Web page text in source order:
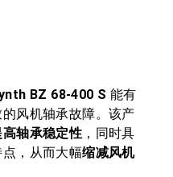
BZ 68-400 S 能有
风机轴承故障。该产
高轴承稳定性 ，同时具
点，从而大幅缩减风机